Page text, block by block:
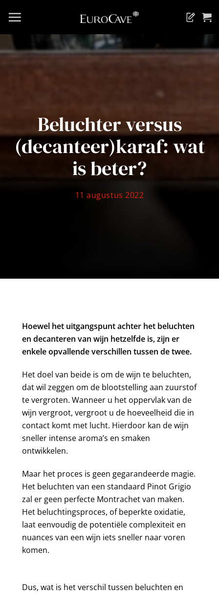
naar
Blog
Beluchter versus
(decanteer)karaf: wat
is beter?
Hoewel het uitgangspunt achter het beluchten
en decanteren van wijn hetzelfde is, zijn er
enkele opvallende verschillen tussen de twee.
Het doel van beide is om de wijn te beluchten,
dat wil zeggen om de blootstelling aan zuurstof
te vergroten. Wanneer u het oppervlak van de
wijn vergroot, vergroot u de hoeveelheid die in
contact komt met lucht. Hierdoor kan de wijn
sneller intense aroma’s en smaken
ontwikkelen.
Maar het proces is geen gegarandeerde magie.
Het beluchten van een standaard Pinot Grigio
zal er geen perfecte Montrachet van maken.
Het beluchtingsproces, of beperkte oxidatie,
laat eenvoudig de potentiële complexiteit en
nuances van een wijn iets sneller naar voren
komen.
Dus, wat is het verschil tussen beluchten en